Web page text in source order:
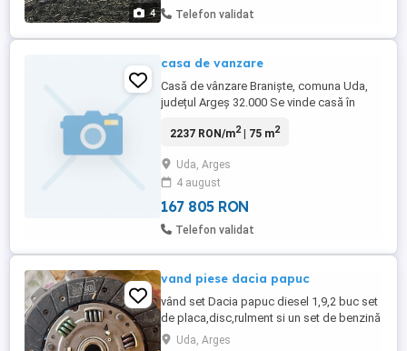
4 Telefon validat
casa de vanzare
Casă de vânzare Braniște, comuna Uda,
județul Argeș 32.000 Se vinde casă în
situată într-o zonă liniștită, ideală pentru
Detalii proprietate: * Suprafață casă: 75
mp * Teren: 3.900 mp * 2 dormitoare *
Bucătărie * ...
2237 RON/m2| 75 m2
Uda, Arges
4 august
167 805 RON
Telefon validat
vand piese dacia papuc
vând set Dacia papuc diesel 1,9,2 buc set
de placa,disc,rulment si un set de benzină
1,6 .300 lei buc
Uda, Arges